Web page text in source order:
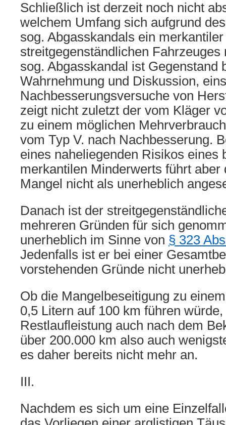
Schließlich ist derzeit noch nicht
welchem Umfang sich aufgrund
sog. Abgasskandals ein
streitgegenständlichen
sog. Abgasskandal ist Gegenstand
Wahrnehmung und Diskussion,
Nachbesserungsversuche von
zeigt nicht zuletzt der vom Kläger
zu einem möglichen
vom Typ V. nach Nachbesserung.
eines naheliegenden Risikos eines
merkantilen Minderwerts führt aber
Mangel nicht als unerheblich
Danach ist der
mehreren Gründen für sich
unerheblich im Sinne von § 323
Jedenfalls ist er bei einer
vorstehenden Gründe nicht
Ob die Mangelbeseitigung zu
0,5 Litern auf 100 km führen
Restlaufleistung auch nach dem
über 200.000 km also auch
es daher bereits nicht mehr an.
III.
Nachdem es sich um eine